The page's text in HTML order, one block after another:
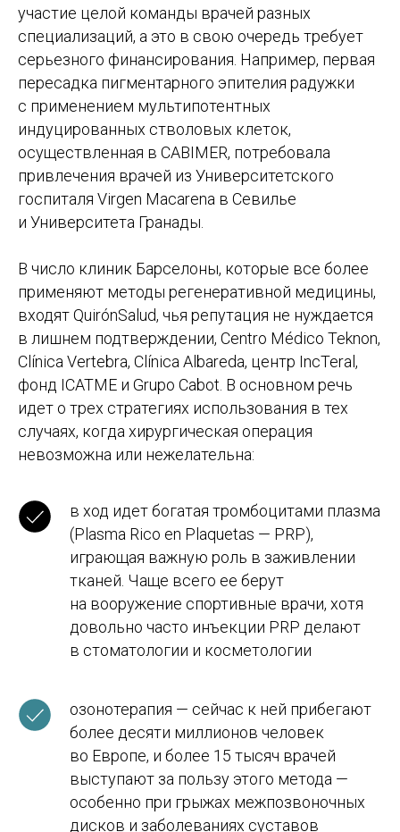
участие целой команды врачей разных
специализаций, а это в свою очередь требует
серьезного финансирования. Например, первая
пересадка пигментарного эпителия радужки
с применением мультипотентных
индуцированных стволовых клеток,
осуществленная в CABIMER, потребовала
привлечения врачей из Университетского
госпиталя Virgen Macarena в Севилье
и Университета Гранады.
В число клиник Барселоны, которые все более
применяют методы регенеративной медицины,
входят QuirónSalud, чья репутация не нуждается
в лишнем подтверждении, Centro Médico Teknon,
Clínica Vertebra, Clínica Albareda, центр IncTeral,
фонд ICATME и Grupo Cabot. В основном речь
идет о трех стратегиях использования в тех
случаях, когда хирургическая операция
невозможна или нежелательна:
в ход идет богатая тромбоцитами плазма
(Plasma Rico en Plaquetas — PRP),
играющая важную роль в заживлении
тканей. Чаще всего ее берут
на вооружение спортивные врачи, хотя
довольно часто инъекции PRP делают
в стоматологии и косметологии
озонотерапия — сейчас к ней прибегают
более десяти миллионов человек
во Европе, и более 15 тысяч врачей
выступают за пользу этого метода —
особенно при грыжах межпозвоночных
дисков и заболеваниях суставов
Учёба и переезд в Испанию без стресса и ошибок
Study Barcelona
Получить стратегию
Контакты
Обучение
Программы
+34 636 923 413
hola@studybarcelona.su
Документы
Жильё
Новости
Школы
Бизнес-школы
Языковые академии
CIF: B62544374
Среднее образование
Языковые курсы
Летние программы